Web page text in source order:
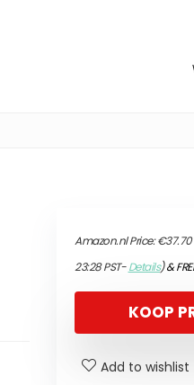
Amazon.nl Price:€37.70
23:28 PST-Details)&
KOOP
Add to wishlist